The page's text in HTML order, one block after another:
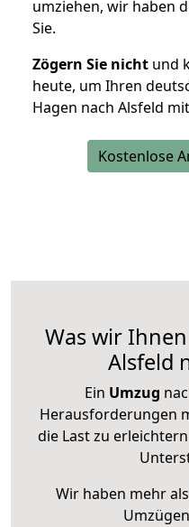
umziehen, wir haben
Sie.
Zögern Sie nicht und
heute, um Ihren
Hagen nach Alsfeld
Kostenlose
Was wir
Alsfeld
Ein Umzug
Herausforderungen
die Last zu
Wir haben mehr